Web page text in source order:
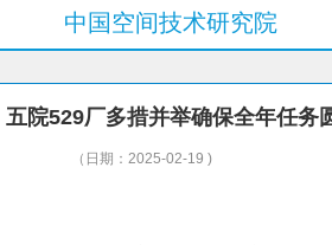
中国空间技术研究院
五院529厂多措并举确保全年任务
（日期：2025-02-19 )